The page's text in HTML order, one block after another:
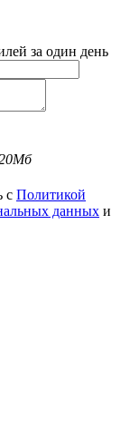
за один день
с Политикой
данных и